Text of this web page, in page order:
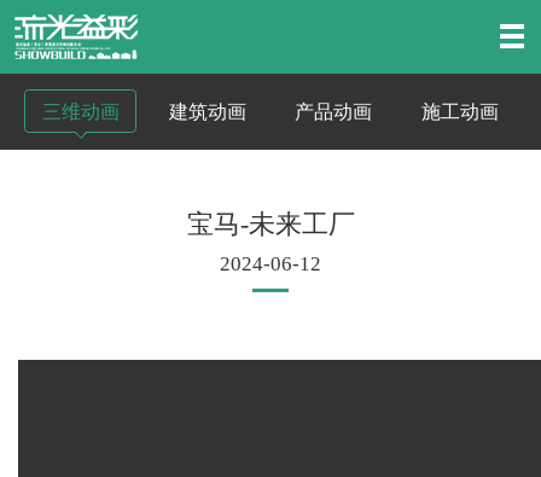
三维动画 建筑动画 产品动画 施工动画
宝马-未来工厂
2024-06-12